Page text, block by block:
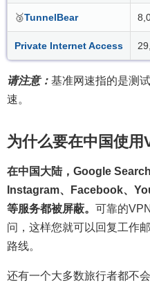
🥉TunnelBear
Private Internet Access
请注意： 基准网速指的是测
速。
为什么要在中国使用
在中国大陆，Google
Instagram、Facebook、
等服务都被屏蔽。 可靠的
问，这样您就可以回复工作
路线。
还有一个大多数旅行者都不